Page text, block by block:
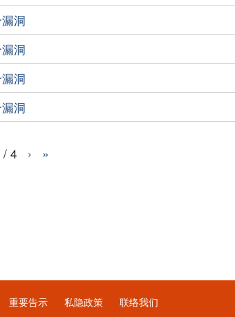
洞
洞
洞
洞
/ 4 › »
重要告示 私隐政策 联络我们